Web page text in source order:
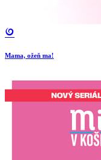
Mama, ožeň ma!